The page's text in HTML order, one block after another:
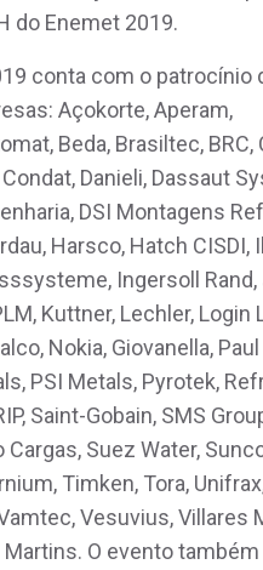
do Enemet 2019.
conta com o patrocínio
Açokorte, Aperam,
Beda, Brasiltec, BRC,
Danieli, Dassaut
DSI Montagens
Harsco, Hatch CISDI,
Ingersoll Rand,
Kuttner, Lechler, Login
Nokia, Giovanella,
PSI Metals, Pyrotek,
Saint-Gobain, SMS
Suez Water,
Timken, Tora,
Vesuvius, Villares
O evento